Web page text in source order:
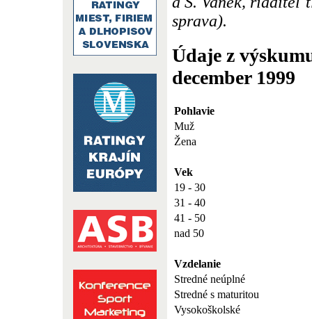
sprava).
Údaje z
december 1999
Pohlavie
Muž
Žena
Vek
19 - 30
31 - 40
41 - 50
nad 50
Vzdelanie
Stredné neúplné
Stredné s maturitou
Vysokoškolské